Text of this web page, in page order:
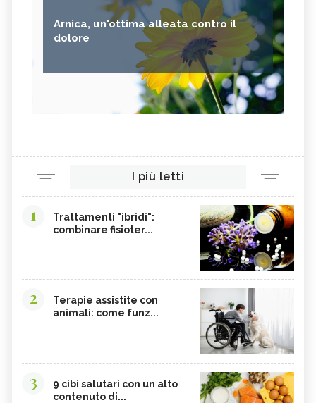
Arnica, un'ottima alleata contro il
dolore
I più letti
1
Trattamenti "ibridi":
combinare fisioter...
2
Terapie assistite con
animali: come funz...
3
9 cibi salutari con un alto
contenuto di...